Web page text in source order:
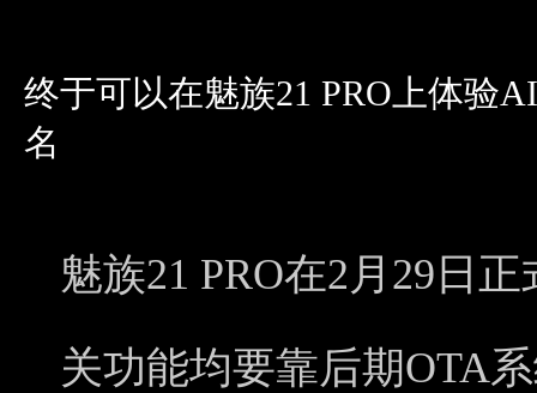
终于可以在魅族21 PRO上体验
名
魅族21 PRO在2月29日
关功能均要靠后期OTA